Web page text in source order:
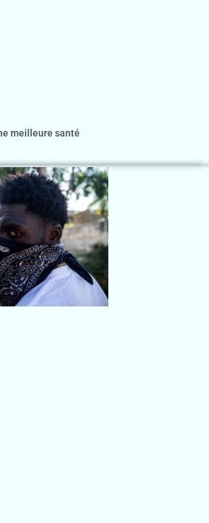
meilleure santé